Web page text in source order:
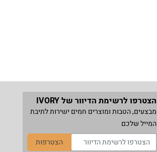
הצטרפו לרשימת הדיוור של IVORY
מבצעים, הטבות ומוצרים חמים ישירות לתיבת
המייל שלכם
הצטרפות